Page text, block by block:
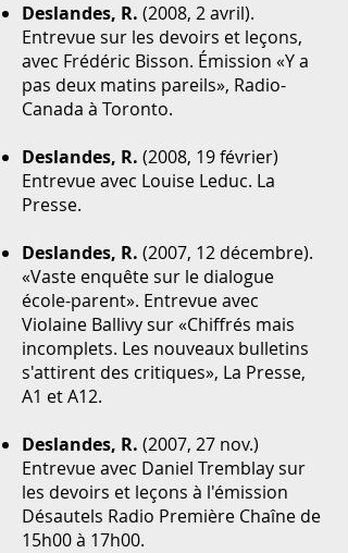
Deslandes, R. (2008, 2 avril).
Entrevue sur les devoirs et leçons,
avec Frédéric Bisson. Émission «Y a
pas deux matins pareils», Radio-
Canada à Toronto.
Deslandes, R. (2008, 19 février)
Entrevue avec Louise Leduc. La
Presse.
Deslandes, R. (2007, 12 décembre).
«Vaste enquête sur le dialogue
école-parent». Entrevue avec
Violaine Ballivy sur «Chiffrés mais
incomplets. Les nouveaux bulletins
s'attirent des critiques», La Presse,
A1 et A12.
Deslandes, R. (2007, 27 nov.)
Entrevue avec Daniel Tremblay sur
les devoirs et leçons à l'émission
Désautels Radio Première Chaîne de
15h00 à 17h00.